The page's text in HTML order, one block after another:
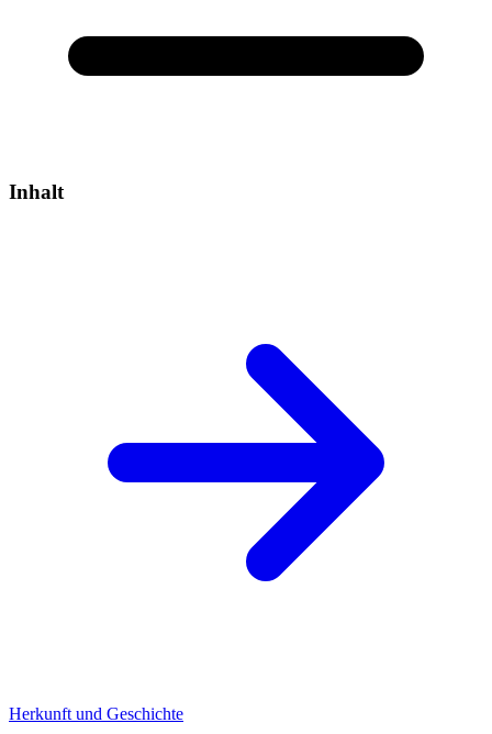
Inhalt
Herkunft und Geschichte